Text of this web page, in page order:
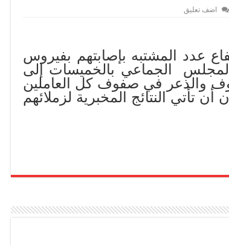
اضف تعليق
عدد المشتبه بإصابتهم بفيروس
العاملين بالمجلس الجماعي بالخميسات إلى
والذعر في صفوف كل العاملين
تأتي النتائج المخبرية لزملائهم